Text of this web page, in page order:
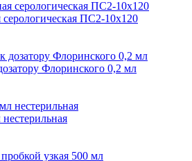
ПС2-10х120
Флоринского 0,2 мл